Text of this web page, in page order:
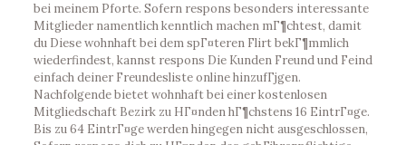
bei meinem Pforte. Sofern respons besonders interessante
Mitglieder namentlich kenntlich machen mГ¶chtest, damit
du Diese wohnhaft bei dem spГ¤teren Flirt bekГ¶mmlich
wiederfindest, kannst respons Die Kunden Freund und Feind
einfach deiner Freundesliste online hinzufГјgen.
Nachfolgende bietet wohnhaft bei einer kostenlosen
Mitgliedschaft Bezirk zu HГ¤nden hГ¶chstens 16 EintrГ¤ge.
Bis zu 64 EintrГ¤ge werden hingegen nicht ausgeschlossen,